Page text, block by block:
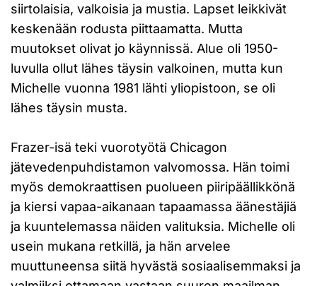
siirtolaisia, valkoisia ja mustia. Lapset leikkivät
keskenään rodusta piittaamatta. Mutta
muutokset olivat jo käynnissä. Alue oli 1950-
luvulla ollut lähes täysin valkoinen, mutta kun
Michelle vuonna 1981 lähti yliopistoon, se oli
lähes täysin musta.
Frazer-isä teki vuorotyötä Chicagon
jätevedenpuhdistamon valvomossa. Hän toimi
myös demokraattisen puolueen piiripäällikkönä
ja kiersi vapaa-aikanaan tapaamassa äänestäjiä
ja kuuntelemassa näiden valituksia. Michelle oli
usein mukana retkillä, ja hän arvelee
muuttuneensa siitä hyvästä sosiaalisemmaksi ja